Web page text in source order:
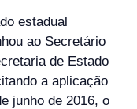
estadual
ao Secretário
de Estado
a aplicação
junho de 2016, o